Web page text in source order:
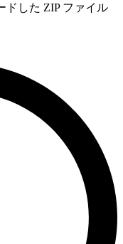
ドした ZIP ファイル